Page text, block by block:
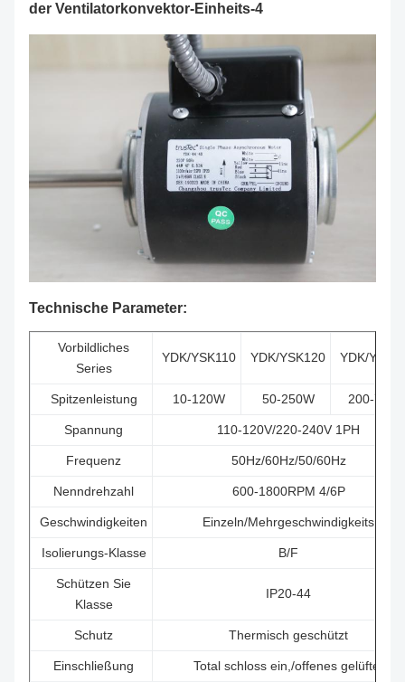
der Ventilatorkonvektor-Einheits-4
Technische Parameter:
Vorbildliches
Series
YDK/YSK110 YDK/YSK120 YDK/
Spitzenleistung 10-120W 50-250W 200-
Spannung 110-120V/220-240V 1PH
Frequenz 50Hz/60Hz/50/60Hz
Nenndrehzahl 600-1800RPM 4/6P
Geschwindigkeiten Einzeln/Mehrgeschwindigkeits
Isolierungs-Klasse B/F
Schützen Sie
Klasse
IP20-44
Schutz Thermisch geschützt
Einschließung Total schloss ein,/offenes gelüftet